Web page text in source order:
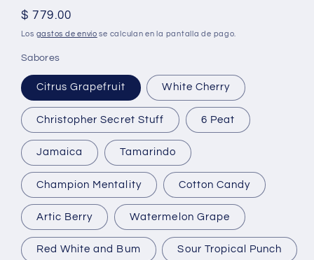
Precio
habitual
$ 779.00
Los gastos de envío se calculan en la pantalla de pago.
Sabores
Citrus Grapefruit White Cherry
Christopher Secret Stuff 6 Peat
Jamaica Tamarindo
Champion Mentality Cotton Candy
Artic Berry Watermelon Grape
Red White and Bum Sour Tropical Punch